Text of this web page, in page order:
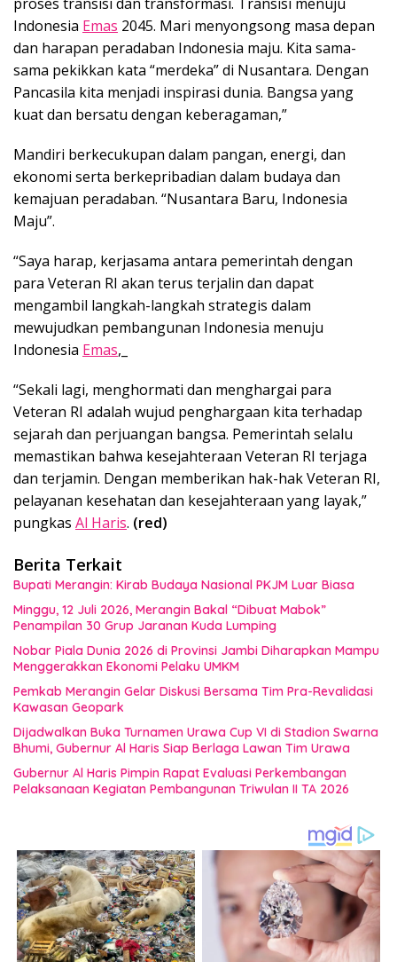
Indonesia Emas 2045. Mari menyongsong masa depan
dan harapan peradaban Indonesia maju. Kita sama-
sama pekikkan kata “merdeka” di Nusantara. Dengan
Pancasila kita menjadi inspirasi dunia. Bangsa yang
kuat dan bersatu dengan keberagaman,”
Mandiri berkecukupan dalam pangan, energi, dan
ekonomi serta berkepribadian dalam budaya dan
kemajuan peradaban. “Nusantara Baru, Indonesia
Maju”.
“Saya harap, kerjasama antara pemerintah dengan
para Veteran RI akan terus terjalin dan dapat
mengambil langkah-langkah strategis dalam
mewujudkan pembangunan Indonesia menuju
Indonesia Emas,_
“Sekali lagi, menghormati dan menghargai para
Veteran RI adalah wujud penghargaan kita terhadap
sejarah dan perjuangan bangsa. Pemerintah selalu
memastikan bahwa kesejahteraan Veteran RI terjaga
dan terjamin. Dengan memberikan hak-hak Veteran RI,
pelayanan kesehatan dan kesejahteraan yang layak,”
pungkas Al Haris. (red)
Berita Terkait
Bupati Merangin: Kirab Budaya Nasional PKJM Luar Biasa
Minggu, 12 Juli 2026, Merangin Bakal “Dibuat Mabok”
Penampilan 30 Grup Jaranan Kuda Lumping
Nobar Piala Dunia 2026 di Provinsi Jambi Diharapkan Mampu
Menggerakkan Ekonomi Pelaku UMKM
Pemkab Merangin Gelar Diskusi Bersama Tim Pra-Revalidasi
Kawasan Geopark
Dijadwalkan Buka Turnamen Urawa Cup VI di Stadion Swarna
Bhumi, Gubernur Al Haris Siap Berlaga Lawan Tim Urawa
Gubernur Al Haris Pimpin Rapat Evaluasi Perkembangan
Pelaksanaan Kegiatan Pembangunan Triwulan II TA 2026